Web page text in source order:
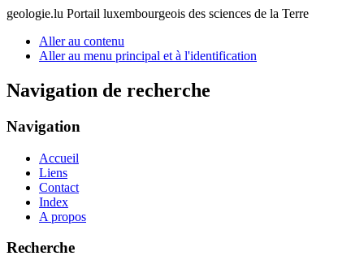
geologie.lu Portail luxembourgeois des sciences de la Terre
Aller au contenu
Aller au menu principal et à l'identification
Navigation de recherche
Navigation
Accueil
Liens
Contact
Index
A propos
Recherche